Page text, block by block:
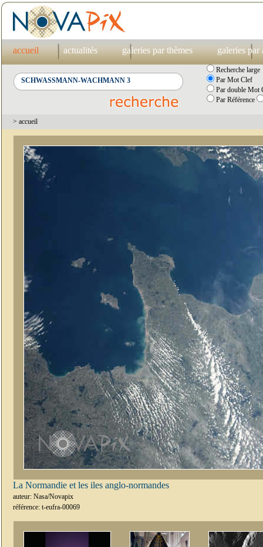
accueil actualités galeries par thèmes galeries par
Recherche large
Par Mot Clef
Par double Mot
Par Référence
> accueil
La Normandie et les iles anglo-normandes
auteur: Nasa/Novapix
référence: t-eufra-00069